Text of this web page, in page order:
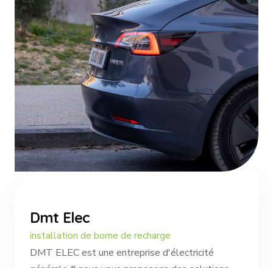
Dmt Elec
installation de borne de recharge
DMT ELEC est une entreprise d'électricité